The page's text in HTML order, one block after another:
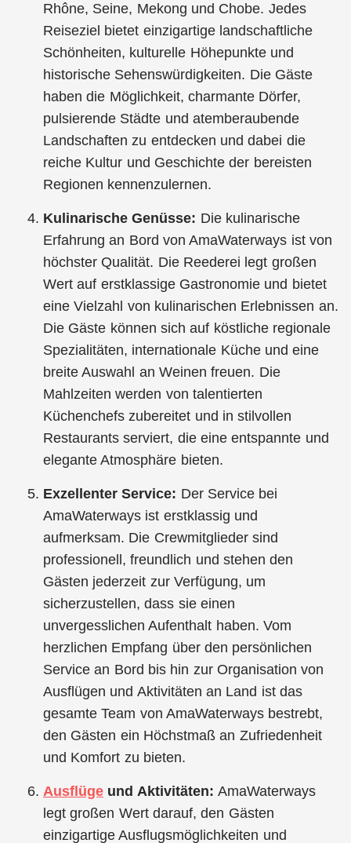
Rhône, Seine, Mekong und Chobe. Jedes
Reiseziel bietet einzigartige landschaftliche
Schönheiten, kulturelle Höhepunkte und
historische Sehenswürdigkeiten. Die Gäste
haben die Möglichkeit, charmante Dörfer,
pulsierende Städte und atemberaubende
Landschaften zu entdecken und dabei die
reiche Kultur und Geschichte der bereisten
Regionen kennenzulernen.
Kulinarische Genüsse: Die kulinarische
Erfahrung an Bord von AmaWaterways ist von
höchster Qualität. Die Reederei legt großen
Wert auf erstklassige Gastronomie und bietet
eine Vielzahl von kulinarischen Erlebnissen an.
Die Gäste können sich auf köstliche regionale
Spezialitäten, internationale Küche und eine
breite Auswahl an Weinen freuen. Die
Mahlzeiten werden von talentierten
Küchenchefs zubereitet und in stilvollen
Restaurants serviert, die eine entspannte und
elegante Atmosphäre bieten.
Exzellenter Service: Der Service bei
AmaWaterways ist erstklassig und
aufmerksam. Die Crewmitglieder sind
professionell, freundlich und stehen den
Gästen jederzeit zur Verfügung, um
sicherzustellen, dass sie einen
unvergesslichen Aufenthalt haben. Vom
herzlichen Empfang über den persönlichen
Service an Bord bis hin zur Organisation von
Ausflügen und Aktivitäten an Land ist das
gesamte Team von AmaWaterways bestrebt,
den Gästen ein Höchstmaß an Zufriedenheit
und Komfort zu bieten.
Ausflüge und Aktivitäten: AmaWaterways
legt großen Wert darauf, den Gästen
einzigartige Ausflugsmöglichkeiten und